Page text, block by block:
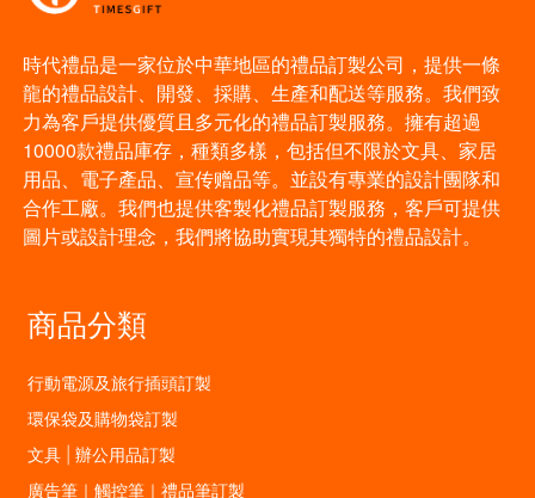
時代禮品是一家位於中華地區的禮品訂製公司，提供一條
龍的禮品設計、開發、採購、生產和配送等服務。我們致
力為客戶提供優質且多元化的禮品訂製服務。擁有超過
10000款禮品庫存，種類多樣，包括但不限於文具、家居
用品、電子產品、宣传赠品等。並設有專業的設計團隊和
合作工廠。我們也提供客製化禮品訂製服務，客戶可提供
圖片或設計理念，我們將協助實現其獨特的禮品設計。
商品分類
行動電源及旅行插頭訂製
環保袋及購物袋訂製
文具 | 辦公用品訂製
廣告筆｜觸控筆｜禮品筆訂製